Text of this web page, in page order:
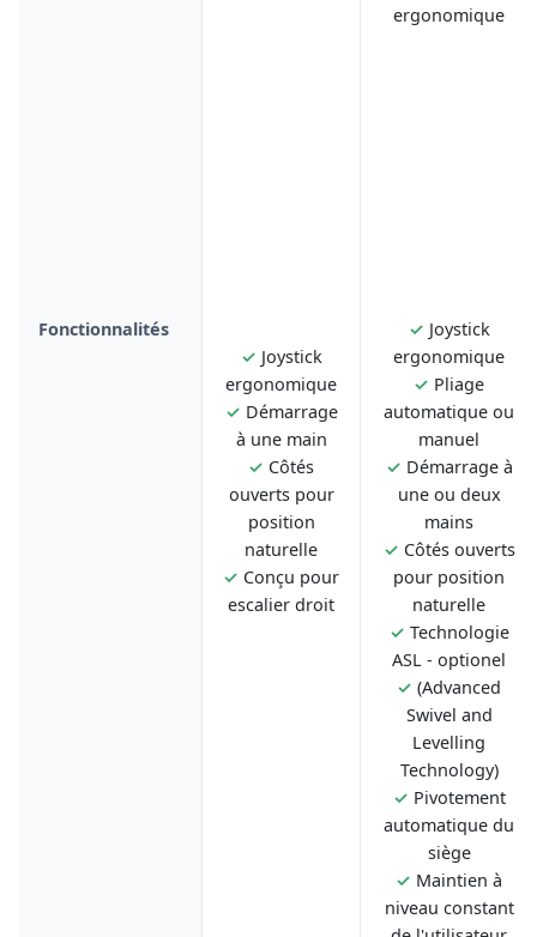
ergonomique
Fonctionnalités
✓ Joystick
ergonomique
✓ Démarrage
à une main
✓ Côtés
ouverts pour
position
naturelle
✓ Conçu pour
escalier droit
✓ Joystick
ergonomique
✓ Pliage
automatique ou
manuel
✓ Démarrage à
une ou deux
mains
✓ Côtés ouverts
pour position
naturelle
✓ Technologie
ASL - optionel
✓ (Advanced
Swivel and
Levelling
Technology)
✓ Pivotement
automatique du
siège
✓ Maintien à
niveau constant